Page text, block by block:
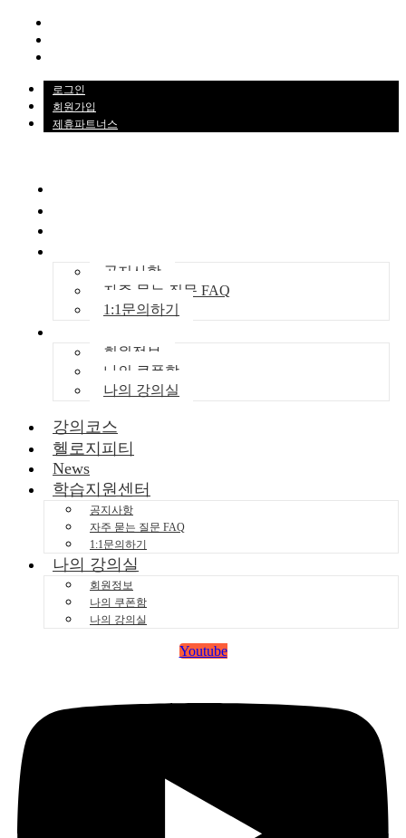
로그인
회원가입
제휴파트너스
공지사항
자주 묻는 질문 FAQ
1:1문의하기
회원정보
나의 쿠폰함
나의 강의실
강의코스
헬로지피티
News
학습지원센터
공지사항
자주 묻는 질문 FAQ
1:1문의하기
나의 강의실
회원정보
나의 쿠폰함
나의 강의실
Youtube